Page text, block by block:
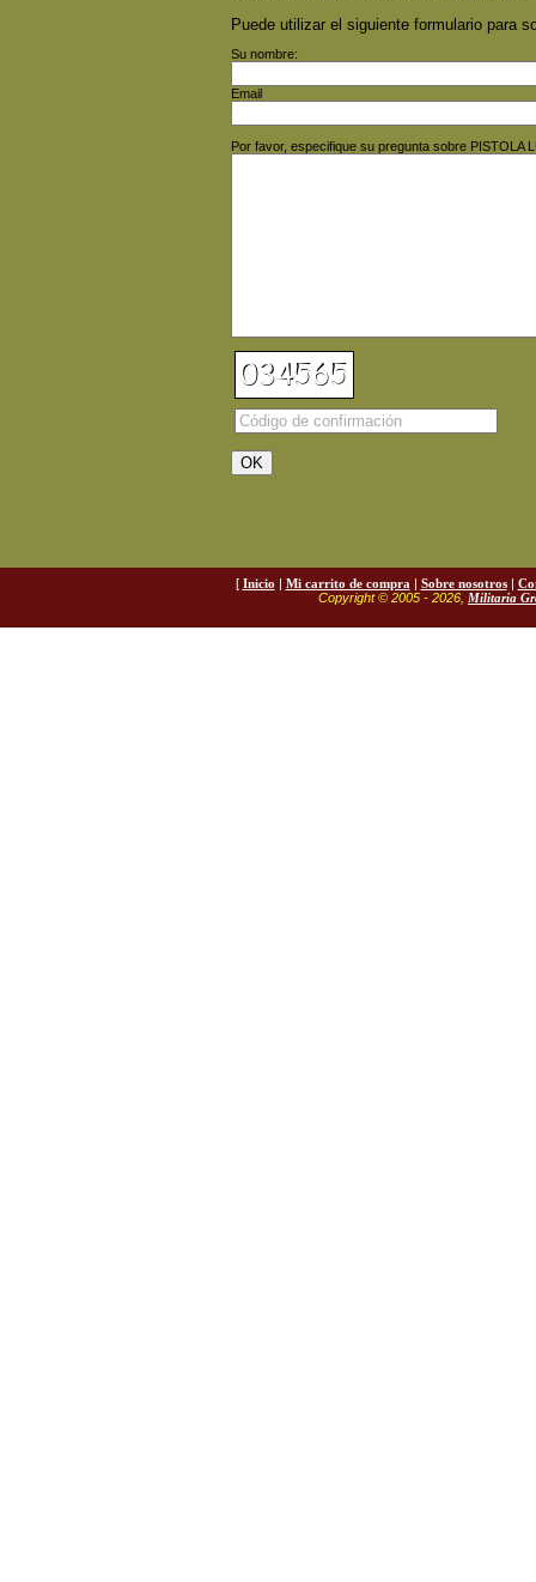
Puede utilizar el siguiente formulario para
Su nombre:
Email
Por favor, especifique su pregunta sobre PISTOLA
[ Inicio | Mi carrito de compra | Sobre nosotros|
Copyright © 2005 - 2026, Militaria